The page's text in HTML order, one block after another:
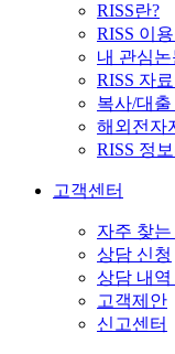
RISS란?
RISS 이
내 관심
RISS 자
복사/대
해외전자
RISS 정
고객센터
자주 찾는
상담 신청
상담 내역
고객제안
신고센터